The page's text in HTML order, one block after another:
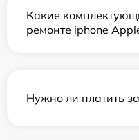
Какие
ремонте iphone
Нужно ли платить